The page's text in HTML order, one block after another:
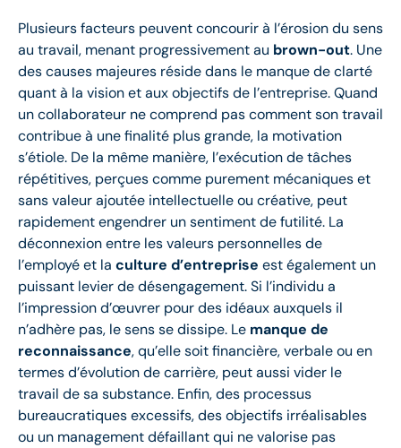
Plusieurs facteurs peuvent concourir à l’érosion du sens
au travail, menant progressivement au brown-out. Une
des causes majeures réside dans le manque de clarté
quant à la vision et aux objectifs de l’entreprise. Quand
un collaborateur ne comprend pas comment son travail
contribue à une finalité plus grande, la motivation
s’étiole. De la même manière, l’exécution de tâches
répétitives, perçues comme purement mécaniques et
sans valeur ajoutée intellectuelle ou créative, peut
rapidement engendrer un sentiment de futilité. La
déconnexion entre les valeurs personnelles de
l’employé et la culture d’entreprise est également un
puissant levier de désengagement. Si l’individu a
l’impression d’œuvrer pour des idéaux auxquels il
n’adhère pas, le sens se dissipe. Le manque de
reconnaissance, qu’elle soit financière, verbale ou en
termes d’évolution de carrière, peut aussi vider le
travail de sa substance. Enfin, des processus
bureaucratiques excessifs, des objectifs irréalisables
ou un management défaillant qui ne valorise pas